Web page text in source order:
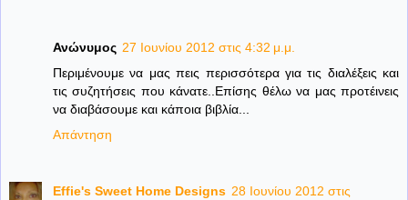
Ανώνυμος 27 Ιουνίου 2012 στις 4:32 μ.μ.
Περιμένουμε να μας πεις περισσότερα για τις διαλέξεις και
τις συζητήσεις που κάνατε..Επίσης θέλω να μας προτέινεις
να διαβάσουμε και κάποια βιβλία...
Απάντηση
Effie's Sweet Home Designs 28 Ιουνίου 2012 στις